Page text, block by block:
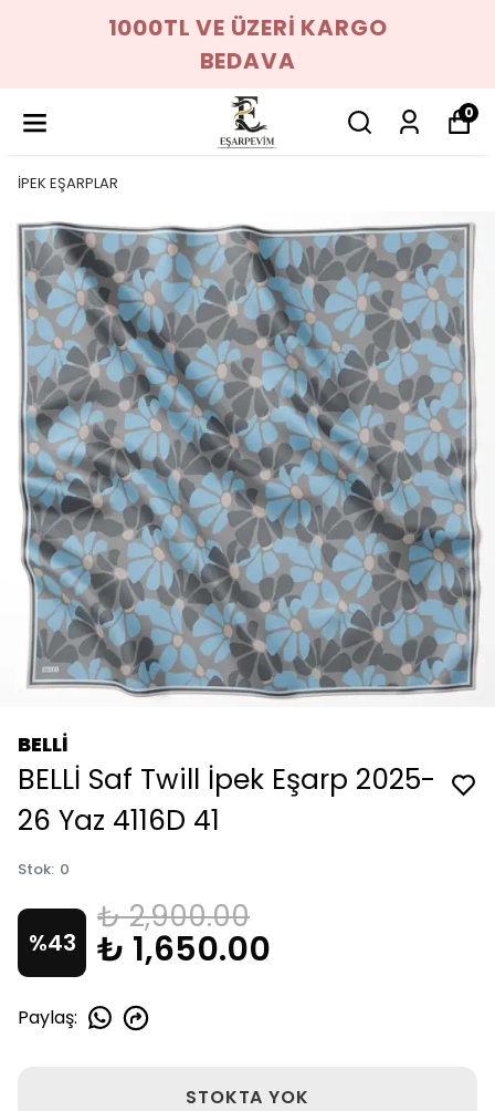
1000TL VE ÜZERİ KARGO
BEDAVA
0
İPEK EŞARPLAR
BELLİ
BELLİ Saf Twill İpek Eşarp 2025-
26 Yaz 4116D 41
Stok: 0
%43
₺ 2,900.00
₺ 1,650.00
Paylaş:
STOKTA YOK